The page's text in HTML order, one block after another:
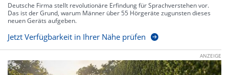
Deutsche Firma stellt revolutionäre Erfindung für Sprachverstehen vor.
Das ist der Grund, warum Männer über 55 Hörgeräte zugunsten dieses
neuen Geräts aufgeben.
Jetzt Verfügbarkeit in Ihrer Nähe prüfen
ANZEIGE